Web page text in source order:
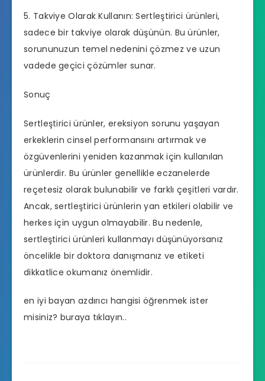
5. Takviye Olarak Kullanın: Sertleştirici ürünleri,
sadece bir takviye olarak düşünün. Bu ürünler,
sorununuzun temel nedenini çözmez ve uzun
vadede geçici çözümler sunar.
Sonuç
Sertleştirici ürünler, ereksiyon sorunu yaşayan
erkeklerin cinsel performansını artırmak ve
özgüvenlerini yeniden kazanmak için kullanılan
ürünlerdir. Bu ürünler genellikle eczanelerde
reçetesiz olarak bulunabilir ve farklı çeşitleri vardır.
Ancak, sertleştirici ürünlerin yan etkileri olabilir ve
herkes için uygun olmayabilir. Bu nedenle,
sertleştirici ürünleri kullanmayı düşünüyorsanız
öncelikle bir doktora danışmanız ve etiketi
dikkatlice okumanız önemlidir.
en iyi bayan azdırıcı hangisi öğrenmek ister
misiniz? buraya tıklayın..